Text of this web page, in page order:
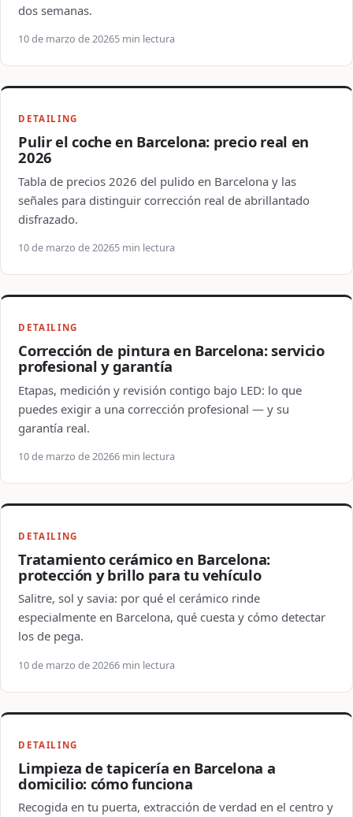
dos semanas.
10 de marzo de 20265 min lectura
DETAILING
Pulir el coche en Barcelona: precio real en
2026
Tabla de precios 2026 del pulido en Barcelona y las
señales para distinguir corrección real de abrillantado
disfrazado.
10 de marzo de 20265 min lectura
DETAILING
Corrección de pintura en Barcelona: servicio
profesional y garantía
Etapas, medición y revisión contigo bajo LED: lo que
puedes exigir a una corrección profesional — y su
garantía real.
10 de marzo de 20266 min lectura
DETAILING
Tratamiento cerámico en Barcelona:
protección y brillo para tu vehículo
Salitre, sol y savia: por qué el cerámico rinde
especialmente en Barcelona, qué cuesta y cómo detectar
los de pega.
10 de marzo de 20266 min lectura
DETAILING
Limpieza de tapicería en Barcelona a
domicilio: cómo funciona
Recogida en tu puerta, extracción de verdad en el centro y